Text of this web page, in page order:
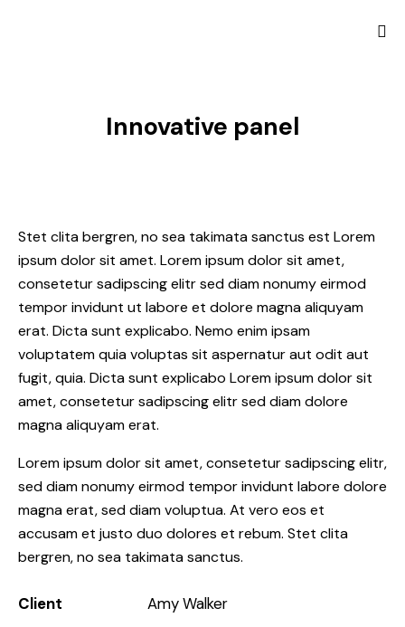
Innovative panel
Stet clita bergren, no sea takimata sanctus est Lorem
ipsum dolor sit amet. Lorem ipsum dolor sit amet,
consetetur sadipscing elitr sed diam nonumy eirmod
tempor invidunt ut labore et dolore magna aliquyam
erat. Dicta sunt explicabo. Nemo enim ipsam
voluptatem quia voluptas sit aspernatur aut odit aut
fugit, quia. Dicta sunt explicabo Lorem ipsum dolor sit
amet, consetetur sadipscing elitr sed diam dolore
magna aliquyam erat.
Lorem ipsum dolor sit amet, consetetur sadipscing elitr,
sed diam nonumy eirmod tempor invidunt labore dolore
magna erat, sed diam voluptua. At vero eos et
accusam et justo duo dolores et rebum. Stet clita
bergren, no sea takimata sanctus.
Client
Amy Walker